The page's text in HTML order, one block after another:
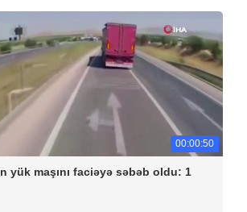
00:00:50
yük maşını faciəyə səbəb oldu: 1